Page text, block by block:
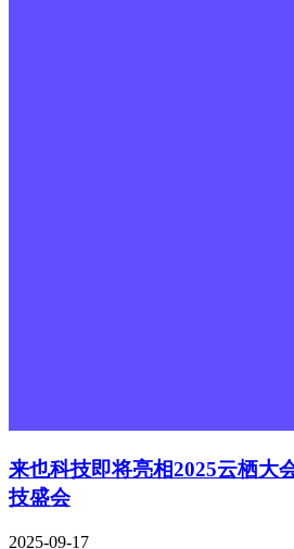
来也科技即将亮相2025云栖大
技盛会
2025-09-17